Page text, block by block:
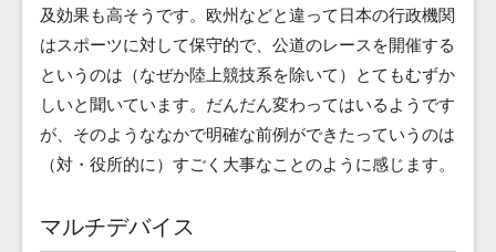
及効果も高そうです。欧州などと違って日本の行政機関
はスポーツに対して保守的で、公道のレースを開催する
というのは（なぜか陸上競技系を除いて）とてもむずか
しいと聞いています。だんだん変わってはいるようです
が、そのようななかで明確な前例ができたっていうのは
（対・役所的に）すごく大事なことのように感じます。
マルチデバイス